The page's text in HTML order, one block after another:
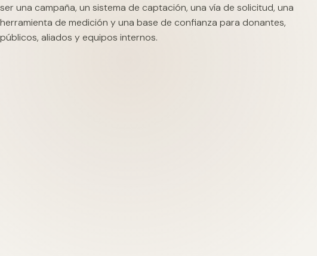
ser una campaña, un sistema de captación, una vía de solicitud, una
herramienta de medición y una base de confianza para donantes,
públicos, aliados y equipos internos.